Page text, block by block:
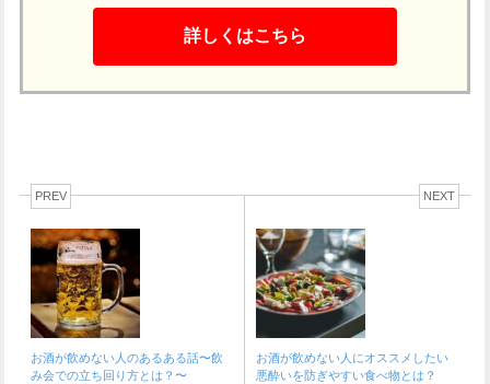
詳しくはこちら
PREV
お酒が飲めない人のあるある話〜飲
み会での立ち回り方とは？〜
NEXT
お酒が飲めない人にオススメしたい
悪酔いを防ぎやすい食べ物とは？